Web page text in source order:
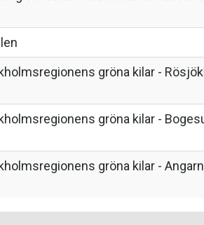
gröna kilar -
gröna kilar -
gröna kilar -